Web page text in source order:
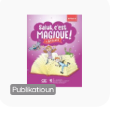
Publikatioun